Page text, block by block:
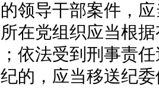
领导干部案件，
在党组织应当根
依法受到刑事责
的，应当移送纪